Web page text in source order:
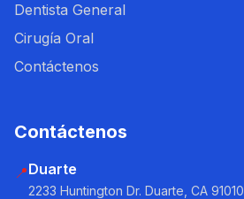
Dentista General
Cirugía Oral
Contáctenos
Contáctenos
📍Duarte
2233 Huntington Dr. Duarte, CA 91010